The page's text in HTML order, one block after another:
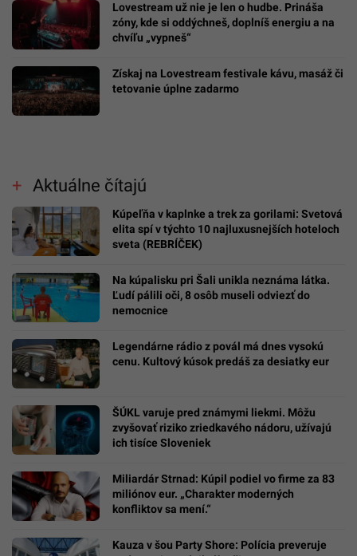
Lovestream už nie je len o hudbe. Prináša
zóny, kde si oddýchneš, doplníš energiu a na
chvíľu „vypneš“
Získaj na Lovestream festivale kávu, masáž či
tetovanie úplne zadarmo
Aktuálne čítajú
Kúpeľňa v kaplnke a trek za gorilami: Svetová
elita spí v týchto 10 najluxusnejších hoteloch
sveta (REBRÍČEK)
Na kúpalisku pri Šali unikla neznáma látka.
Ľudí pálili oči, 8 osôb museli odviezť do
nemocnice
Legendárne rádio z povál má dnes vysokú
cenu. Kultový kúsok predáš za desiatky eur
ŠÚKL varuje pred známymi liekmi. Môžu
zvyšovať riziko zriedkavého nádoru, užívajú
ich tisíce Sloveniek
Miliardár Strnad: Kúpil podiel vo firme za 83
miliónov eur. „Charakter moderných
konfliktov sa mení.“
Kauza v šou Party Shore: Polícia preveruje